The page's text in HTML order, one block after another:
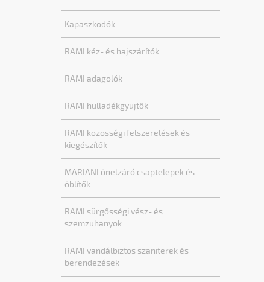
Kapaszkodók
RAMI kéz- és hajszárítók
RAMI adagolók
RAMI hulladékgyüjtők
RAMI közösségi felszerelések és
kiegészítők
MARIANI önelzáró csaptelepek és
öblítők
RAMI sürgősségi vész- és
szemzuhanyok
RAMI vandálbiztos szaniterek és
berendezések